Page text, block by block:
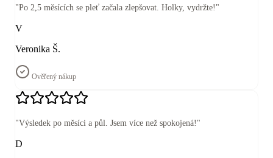
"Po 2,5 měsících se pleť začala zlepšovat. Holky, vydržte! "
V
Veronika Š.
Ověřený nákup
"Výsledek po měsíci a půl. Jsem více než spokojená! "
D